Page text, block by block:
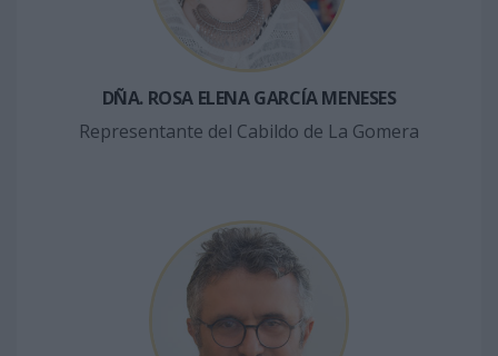
DÑA. ROSA ELENA GARCÍA MENESES
Representante del Cabildo de La Gomera